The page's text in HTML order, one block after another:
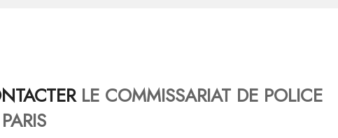
LE COMMISSARIAT DE POLICE
PARIS